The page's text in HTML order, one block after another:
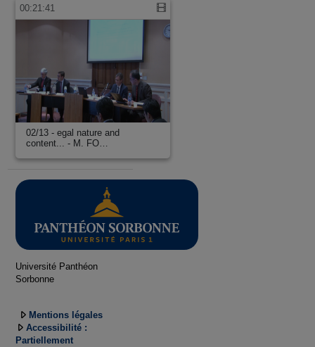
00:21:41
02/13 - egal nature and
content... - M. FO…
Université Panthéon
Sorbonne
Mentions légales
Accessibilité :
Partiellement